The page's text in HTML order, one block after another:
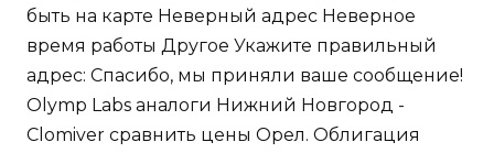
быть на карте Неверный адрес Неверное
время работы Другое Укажите правильный
адрес: Спасибо, мы приняли ваше сообщение!
Olymp Labs аналоги Нижний Новгород -
Clomiver сравнить цены Орел. Облигация